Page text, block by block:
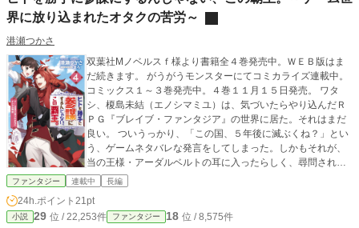
界に放り込まれたオタクの苦労～
港瀬つかさ
双葉社Mノベルスｆ様より書籍全４巻発売中。ＷＥＢ版はま
だ続きます。 がうがうモンスターにてコミカライズ連載中。
コミックス１～３巻発売中。４巻１１月１５日発売。 ワタ
シ、榎島未結（エノシマミユ）は、気づいたらやり込んだＲ
ＰＧ『ブレイブ・ファンタジア』の世界に居た。それはまだ
良い。 ついうっかり、「この国、５年後に滅ぶくね？」とい
う、ゲームネタバレな発言をしてしまった。しかもそれが、
当の王様・アーダルベルトの耳に入ったらしく、尋問されて
しまいました。 あと、何でかお持ち帰りされたんですけど、
識を予言と勘違いされて、獅子の覇王様に参謀としてこき使
われるハメになる、不憫なオタク女子大生のお話。 ※基本は
ファンタジー 連載中 長編
24h.ポイント 21pt
小説 29 位 / 22,253件 ファンタジー 18 位 / 8,575件